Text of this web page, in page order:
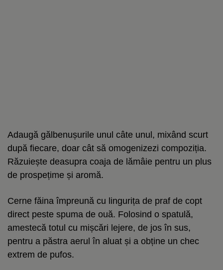
Adaugă gălbenușurile unul câte unul, mixând scurt
după fiecare, doar cât să omogenizezi compoziția.
Răzuiește deasupra coaja de lămâie pentru un plus
de prospețime și aromă.
Cerne făina împreună cu lingurița de praf de copt
direct peste spuma de ouă. Folosind o spatulă,
amestecă totul cu mișcări lejere, de jos în sus,
pentru a păstra aerul în aluat și a obține un chec
extrem de pufos.